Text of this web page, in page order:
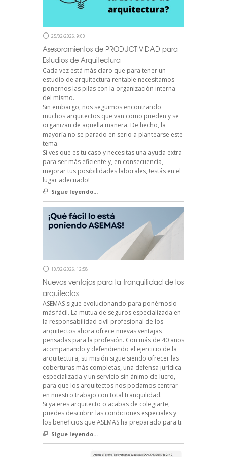
25/02/2026, 9:00
Asesoramientos de PRODUCTIVIDAD para
Estudios de Arquitectura
Cada vez está más claro que para tener un
estudio de arquitectura rentable necesitamos
ponernos las pilas con la organización interna
del mismo.
Sin embargo, nos seguimos encontrando
muchos arquitectos que van como pueden y se
organizan de aquella manera. De hecho, la
mayoría no se parado en serio a plantearse este
tema.
Si ves que es tu caso y necesitas una ayuda extra
para ser más eficiente y, en consecuencia,
mejorar tus posibilidades laborales, !estás en el
lugar adecuado!
Sigue leyendo...
10/02/2026, 12:58
Nuevas ventajas para la tranquilidad de los
arquitectos
ASEMAS sigue evolucionando para ponérnoslo
más fácil. La mutua de seguros especializada en
la responsabilidad civil profesional de los
arquitectos ahora ofrece nuevas ventajas
pensadas para la profesión. Con más de 40 años
acompañando y defendiendo el ejercicio de la
arquitectura, su misión sigue siendo ofrecer las
coberturas más completas, una defensa jurídica
especializada y un servicio sin ánimo de lucro,
para que los arquitectos nos podamos centrar
en nuestro trabajo con total tranquilidad.
Si ya eres arquitecto o acabas de colegiarte,
puedes descubrir las condiciones especiales y
los beneficios que ASEMAS ha preparado para ti.
Sigue leyendo...